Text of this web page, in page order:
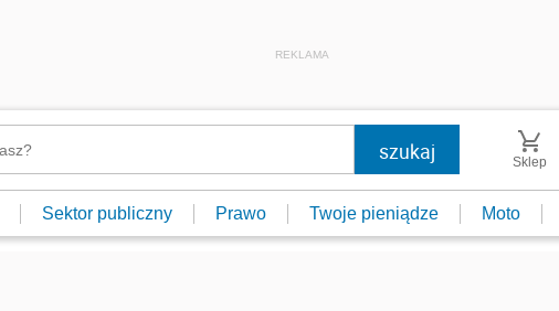
REKLAMA
Sklep
Sektor publiczny Prawo Twoje pieniądze Moto